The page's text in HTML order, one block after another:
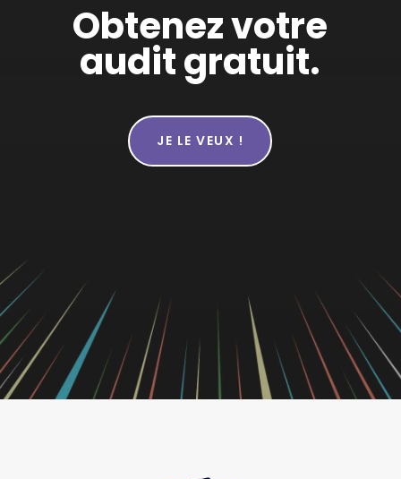
Obtenez votre
audit gratuit.
JE LE VEUX !